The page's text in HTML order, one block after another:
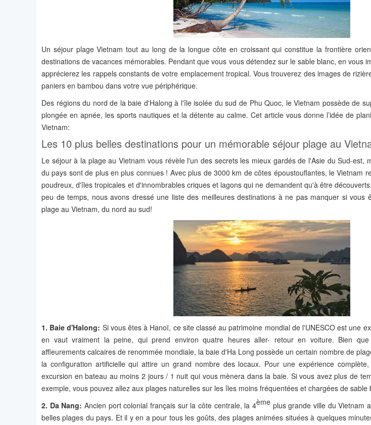
Un séjour plage Vietnam tout au long de la longue côte en croissant qui constitue la frontière
destinations de vacances mémorables. Pendant que vous vous détendez sur le sable blanc, en vous
apprécierez les rappels constants de votre emplacement tropical. Vous trouverez des images de
paniers en bambou dans votre vue périphérique.
Des régions du nord de la baie d'Halong à l'île isolée du sud de Phu Quoc, le Vietnam possède de
plongée en apnée, les sports nautiques et la détente au calme. Cet article vous donne l’idée de
Vietnam:
Les 10 plus belles destinations pour un mémorable séjour plage au
Le séjour à la plage au Vietnam vous révèle l'un des secrets les mieux gardés de l'Asie du Sud-est,
du pays sont de plus en plus connues ! Avec plus de 3000 km de côtes époustouflantes, le Vietnam
poudreux, d'îles tropicales et d'innombrables criques et lagons qui ne demandent qu'à être
peu de temps, nous avons dressé une liste des meilleures destinations à ne pas manquer si vous
plage au Vietnam, du nord au sud!
1. Baie d'Halong: Si vous êtes à Hanoï, ce site classé au patrimoine mondial de l'UNESCO est une
en vaut vraiment la peine, qui prend environ quatre heures aller- retour en voiture. Bien que
affleurements calcaires de renommée mondiale, la baie d'Ha Long possède un certain nombre de
la configuration artificielle qui attire un grand nombre des locaux. Pour une expérience
excursion en bateau au moins 2 jours / 1 nuit qui vous mènera dans la baie. Si vous avez plus de
exemple, vous pouvez allez aux plages naturelles sur les îles moins fréquentées et chargées de sable
2. Da Nang: Ancien port colonial français sur la côte centrale, la 4èmeplus grande ville du Vietnam
belles plages du pays. Et il y en a pour tous les goûts, des plages animées situées à quelques